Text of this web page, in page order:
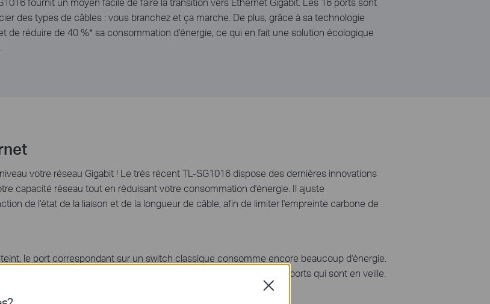
des types de câbles : vous branchez et ça marche. De plus, grâce à sa technologie
de réduire de 40 %* sa consommation d'énergie, ce qui en fait une solution écologique
votre réseau Gigabit ! Le très récent TL-SG1016 dispose des dernières innovations
capacité réseau tout en réduisant votre consommation d'énergie. Il ajuste
de l'état de la liaison et de la longueur de câble, afin de limiter l'empreinte carbone de
le port correspondant sur un switch classique consomme encore beaucoup d'énergie.
de chaque port et réduit la consommation d’énergie des ports qui sont en veille.
Close